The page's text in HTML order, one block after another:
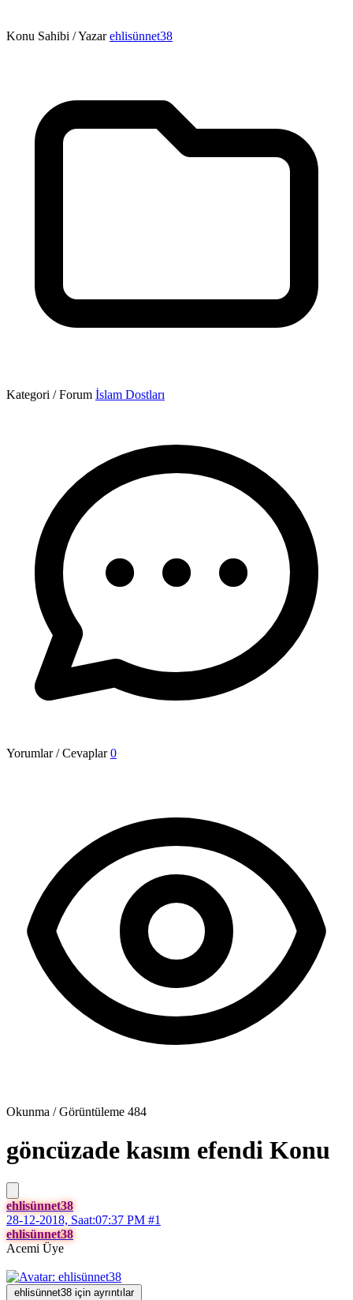
Konu Sahibi / Yazar ehlisünnet38
Kategori / Forum İslam Dostları
Yorumlar / Cevaplar 0
Okunma / Görüntüleme 484
göncüzade kasım efendi Konu
ehlisünnet38
28-12-2018, Saat:07:37 PM #1
ehlisünnet38
Acemi Üye
ehlisünnet38 için ayrıntılar